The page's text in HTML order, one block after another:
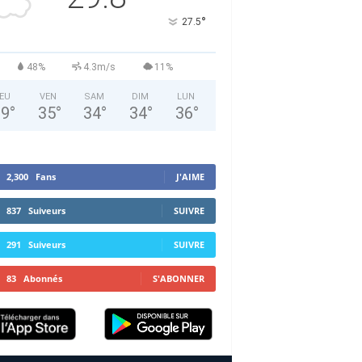
27.5°
48% 4.3m/s 11%
°
VEN
35°
SAM
34°
DIM
34°
LUN
36°
2,300 Fans J'AIME
837 Suiveurs SUIVRE
291 Suiveurs SUIVRE
83 Abonnés S'ABONNER